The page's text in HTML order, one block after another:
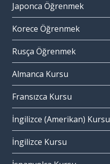
Japonca Öğrenmek
Korece Öğrenmek
Rusça Öğrenmek
Almanca Kursu
Fransızca Kursu
İngilizce (Amerikan) Kursu
İngilizce Kursu